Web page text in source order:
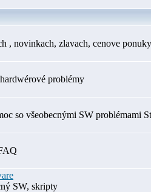
, novinkach, zlavach, cenove ponuky
problémy
so všeobecnými SW problémami
SW, skripty